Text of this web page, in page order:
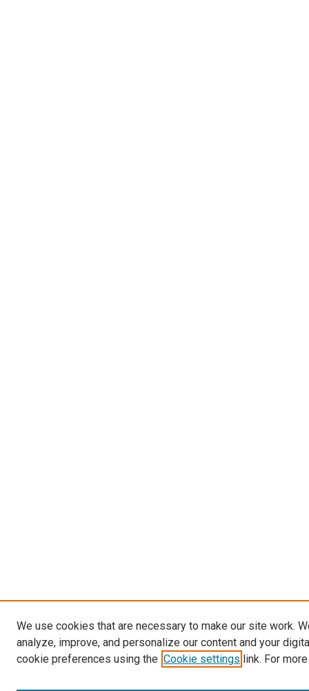
We use cookies that are necessary to make our site work.
analyze, improve, and personalize our content and your
cookie preferences using the Cookie settings link. For